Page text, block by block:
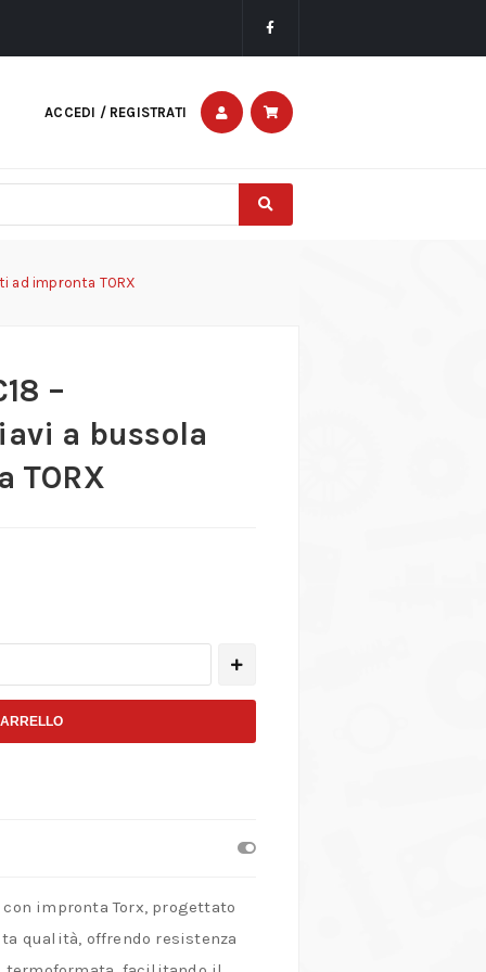
ACCEDI / REGISTRATI
ad impronta TORX
–
a bussola
TORX
impronta Torx, progettato
qualità, offrendo resistenza